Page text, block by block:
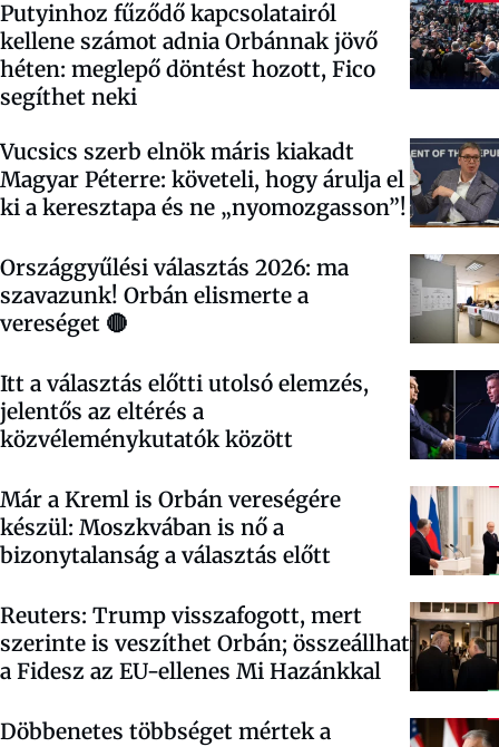
Putyinhoz fűződő kapcsolatairól
kellene számot adnia Orbánnak jövő
héten: meglepő döntést hozott, Fico
segíthet neki
Vucsics szerb elnök máris kiakadt
Magyar Péterre: követeli, hogy árulja el
ki a keresztapa és ne „nyomozgasson”!
Országgyűlési választás 2026: ma
szavazunk! Orbán elismerte a
vereséget 🔴
Itt a választás előtti utolsó elemzés,
jelentős az eltérés a
közvéleménykutatók között
Már a Kreml is Orbán vereségére
készül: Moszkvában is nő a
bizonytalanság a választás előtt
Reuters: Trump visszafogott, mert
szerinte is veszíthet Orbán; összeállhat
a Fidesz az EU-ellenes Mi Hazánkkal
Döbbenetes többséget mértek a